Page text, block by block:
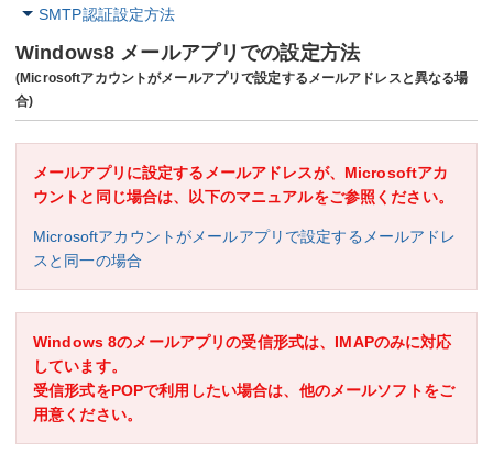
SMTP認証設定方法
Windows8 メールアプリでの設定方法
(Microsoftアカウントがメールアプリで設定するメールアドレスと異なる場
合)
メールアプリに設定するメールアドレスが、Microsoftアカ
ウントと同じ場合は、以下のマニュアルをご参照ください。
Microsoftアカウントがメールアプリで設定するメールアドレ
スと同一の場合
Windows 8のメールアプリの受信形式は、IMAPのみに対応
しています。
受信形式をPOPで利用したい場合は、他のメールソフトをご
用意ください。